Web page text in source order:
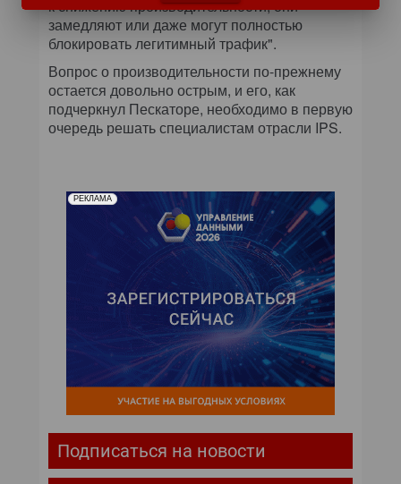
к снижению производительности, они
замедляют или даже могут полностью
блокировать легитимный трафик".
Вопрос о производительности по-прежнему
остается довольно острым, и его, как
подчеркнул Пескаторе, необходимо в первую
очередь решать специалистам отрасли IPS.
РЕКЛАМА
Подписаться на новости